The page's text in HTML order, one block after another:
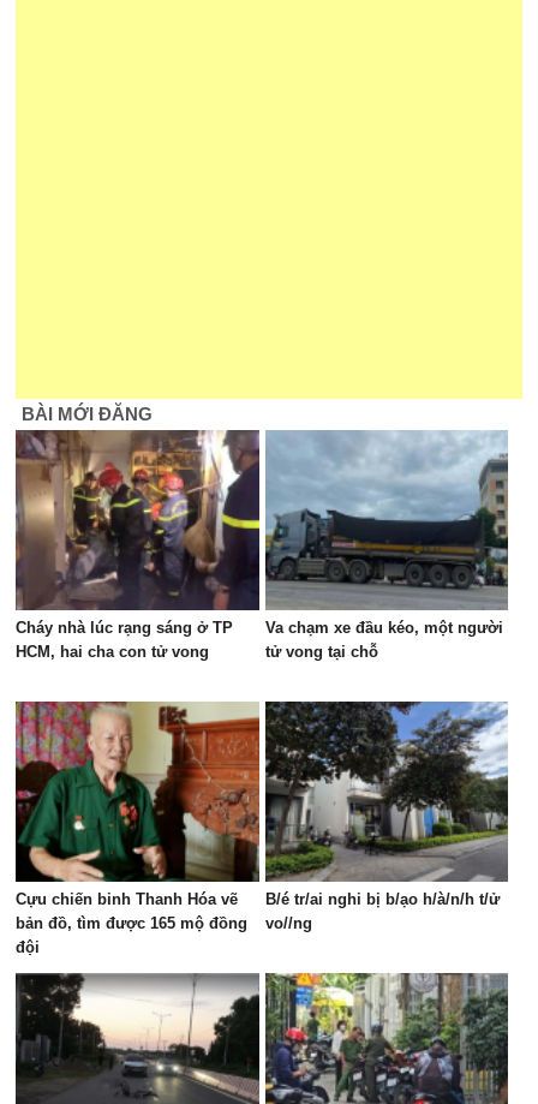
BÀI MỚI ĐĂNG
Cháy nhà lúc rạng sáng ở TP
HCM, hai cha con tử vong
Va chạm xe đầu kéo, một người
tử vong tại chỗ
Cựu chiến binh Thanh Hóa vẽ
bản đồ, tìm được 165 mộ đồng
đội
B/é tr/ai nghi bị b/ạo h/à/n/h t/ử
vo//ng